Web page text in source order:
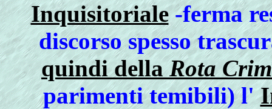
Inquisitoriale-ferma
discorso spesso
quindi dellaRota
parimenti temibili) l'